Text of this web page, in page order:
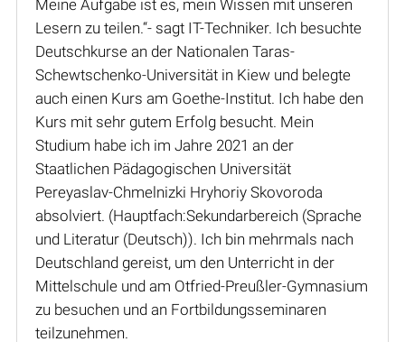
Meine Aufgabe ist es, mein Wissen mit unseren
Lesern zu teilen.“- sagt IT-Techniker. Ich besuchte
Deutschkurse an der Nationalen Taras-
Schewtschenko-Universität in Kiew und belegte
auch einen Kurs am Goethe-Institut. Ich habe den
Kurs mit sehr gutem Erfolg besucht. Mein
Studium habe ich im Jahre 2021 an der
Staatlichen Pädagogischen Universität
Pereyaslav-Chmelnizki Hryhoriy Skovoroda
absolviert. (Hauptfach:Sekundarbereich (Sprache
und Literatur (Deutsch)). Ich bin mehrmals nach
Deutschland gereist, um den Unterricht in der
Mittelschule und am Otfried-Preußler-Gymnasium
zu besuchen und an Fortbildungsseminaren
teilzunehmen.